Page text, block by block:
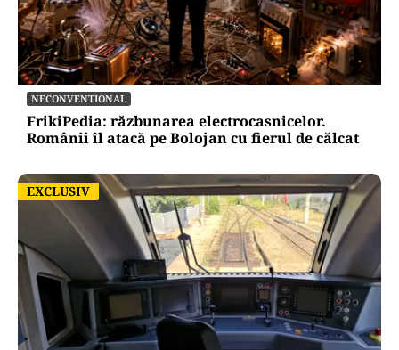
NECONVENTIONAL
FrikiPedia: răzbunarea electrocasnicelor.
Românii îl atacă pe Bolojan cu fierul de călcat
EXCLUSIV
EXCLUSIV